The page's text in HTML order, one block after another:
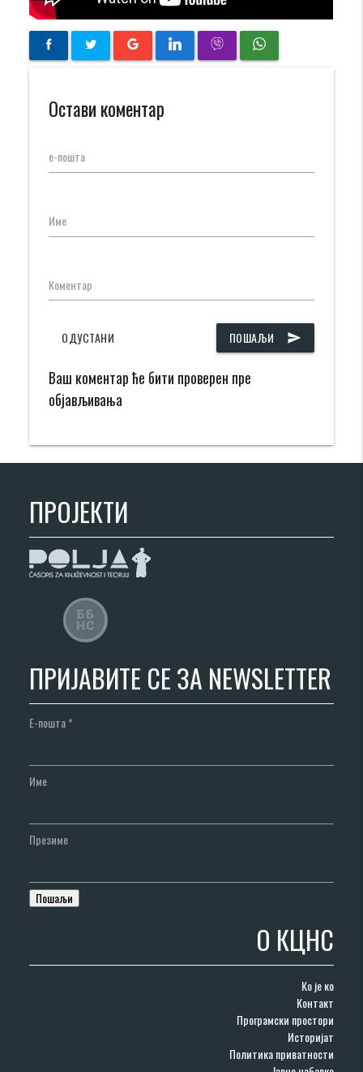
Остави коментар
е-пошта
Име
Коментар
ПОШАЉИ send
ОДУСТАНИ
Ваш коментар ће бити проверен пре
објављивања
ПРОЈЕКТИ
ПРИЈАВИТЕ СЕ ЗА NEWSLETTER
Е-пошта*
Име
Презиме
О КЦНС
Ко је ко
Контакт
Програмски простори
Историјат
Политика приватности